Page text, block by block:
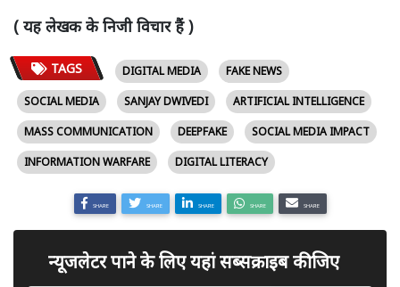
( यह लेखक के निजी विचार हैं )
TAGS DIGITAL MEDIA
FAKE NEWS
SOCIAL MEDIA
SANJAY DWIVEDI
ARTIFICIAL INTELLIGENCE
MASS COMMUNICATION
DEEPFAKE
SOCIAL MEDIA IMPACT
INFORMATION WARFARE
DIGITAL LITERACY
SHARE SHARE SHARE SHARE SHARE
न्यूजलेटर पाने के लिए यहां सब्सक्राइब कीजिए